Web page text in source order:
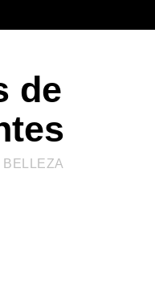
de
BELLEZA